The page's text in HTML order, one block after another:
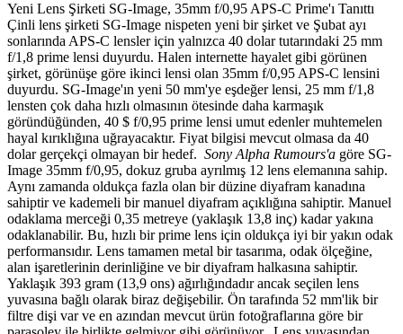
Yeni Lens Şirketi SG-Image, 35mm f/0,95 APS-C Prime'ı Tanıttı
Çinli lens şirketi SG-Image nispeten yeni bir şirket ve Şubat ayı
sonlarında APS-C lensler için yalnızca 40 dolar tutarındaki 25 mm
f/1,8 prime lensi duyurdu. Halen internette hayalet gibi görünen
şirket, görünüşe göre ikinci lensi olan 35mm f/0,95 APS-C lensini
duyurdu. SG-Image'ın yeni 50 mm'ye eşdeğer lensi, 25 mm f/1,8
lensten çok daha hızlı olmasının ötesinde daha karmaşık
göründüğünden, 40 $ f/0,95 prime lensi umut edenler muhtemelen
hayal kırıklığına uğrayacaktır. Fiyat bilgisi mevcut olmasa da 40
dolar gerçekçi olmayan bir hedef. Sony Alpha Rumours'a göre SG-
Image 35mm f/0,95, dokuz gruba ayrılmış 12 lens elemanına sahip.
Aynı zamanda oldukça fazla olan bir düzine diyafram kanadına
sahiptir ve kademeli bir manuel diyafram açıklığına sahiptir. Manuel
odaklama merceği 0,35 metreye (yaklaşık 13,8 inç) kadar yakına
odaklanabilir. Bu, hızlı bir prime lens için oldukça iyi bir yakın odak
performansıdır. Lens tamamen metal bir tasarıma, odak ölçeğine,
alan işaretlerinin derinliğine ve bir diyafram halkasına sahiptir.
Yaklaşık 393 gram (13,9 ons) ağırlığındadır ancak seçilen lens
yuvasına bağlı olarak biraz değişebilir. Ön tarafında 52 mm'lik bir
filtre dişi var ve en azından mevcut ürün fotoğraflarına göre bir